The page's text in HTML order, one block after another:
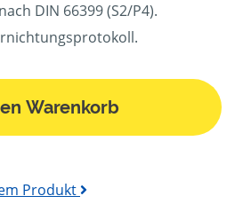
DIN 66399 (S2/P4).
Warenkorb
Produkt